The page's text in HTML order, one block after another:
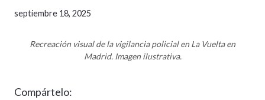
septiembre 18, 2025
Recreación visual de la vigilancia policial en La Vuelta en
Madrid. Imagen ilustrativa.
Compártelo: